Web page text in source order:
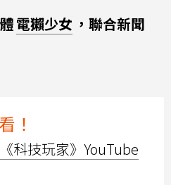
電獺少女 ，聯合新聞
！
科技玩家》YouTube